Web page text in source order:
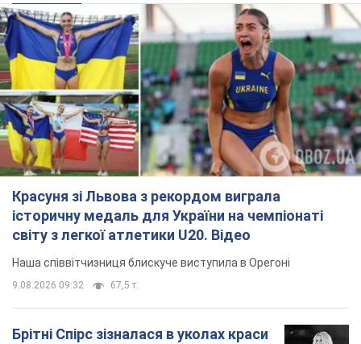
Красуня зі Львова з рекордом виграла
історичну медаль для України на чемпіонаті
світу з легкої атлетики U20. Відео
Наша співвітчизниця блискуче виступила в Орегоні
9.08.2026 09:32 67,5 т.
Брітні Спірс зізналася в уколах краси